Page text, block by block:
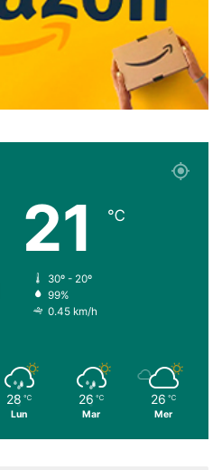
21 ℃
30º - 20º
99%
0.45 km/h
28 ℃
Lun
26 ℃
Mar
26 ℃
Mer